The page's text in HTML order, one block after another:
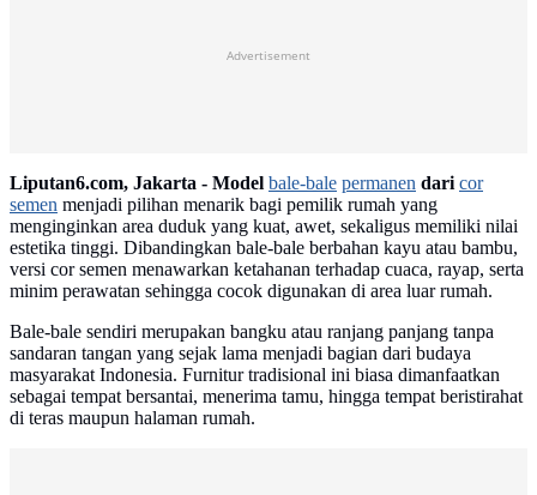
Advertisement
Liputan6.com, Jakarta - Model bale-bale permanen daricor
semen menjadi pilihan menarik bagi pemilik rumah yang
menginginkan area duduk yang kuat, awet, sekaligus memiliki nilai
estetika tinggi. Dibandingkan bale-bale berbahan kayu atau bambu,
versi cor semen menawarkan ketahanan terhadap cuaca, rayap, serta
minim perawatan sehingga cocok digunakan di area luar rumah.
Bale-bale sendiri merupakan bangku atau ranjang panjang tanpa
sandaran tangan yang sejak lama menjadi bagian dari budaya
masyarakat Indonesia. Furnitur tradisional ini biasa dimanfaatkan
sebagai tempat bersantai, menerima tamu, hingga tempat beristirahat
di teras maupun halaman rumah.